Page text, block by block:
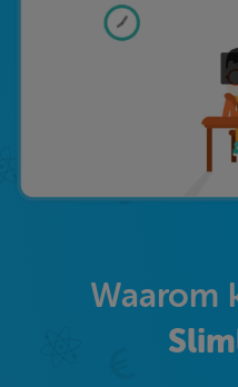
Waarom